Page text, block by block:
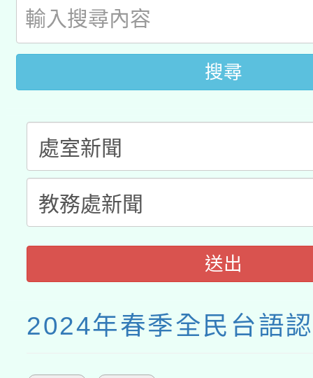
動」
開 智慧啟航」
搜尋
送出
2024年春季全民台語